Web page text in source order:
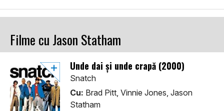
Filme cu Jason Statham
Unde dai și unde crapă (2000)
Snatch
Cu: Brad Pitt, Vinnie Jones, Jason
Statham